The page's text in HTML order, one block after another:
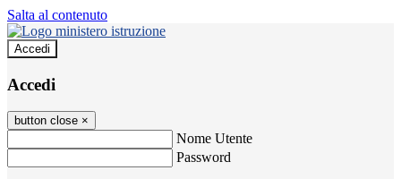
Salta al contenuto
Accedi
Accedi
button close ×
Nome Utente
Password